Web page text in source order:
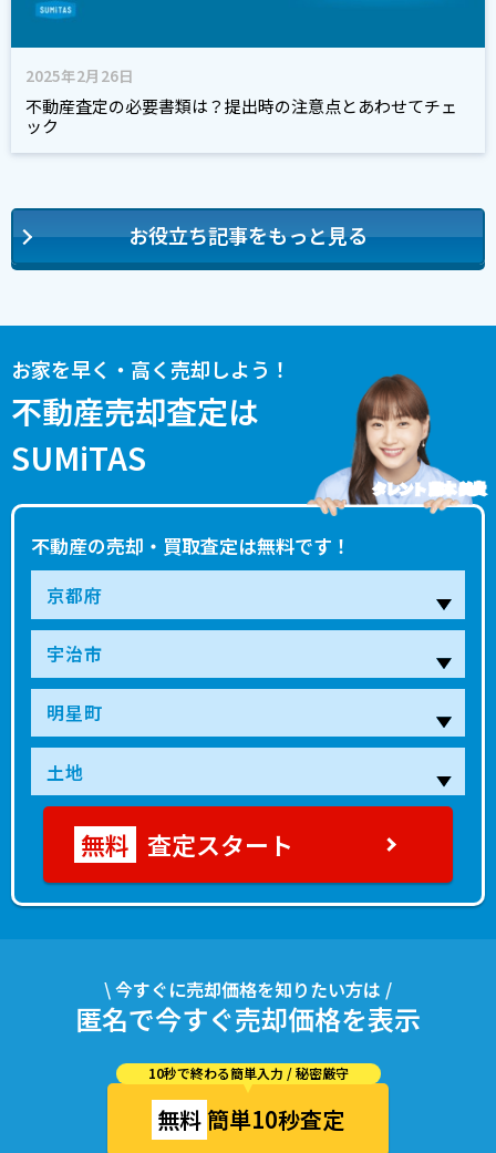
2025年2月26日
不動産査定の必要書類は？提出時の注意点とあわせてチェ
ック
お役立ち記事をもっと見る
お家を早く・高く売却しよう！
不動産売却査定は
SUMiTAS
不動産の売却・買取査定は無料です！
タレント 藤本 美貴
査定スタート
\ 今すぐに売却価格を知りたい方は /
匿名で今すぐ売却価格を表示
10秒で終わる簡単入力 / 秘密厳守
無料簡単10秒査定